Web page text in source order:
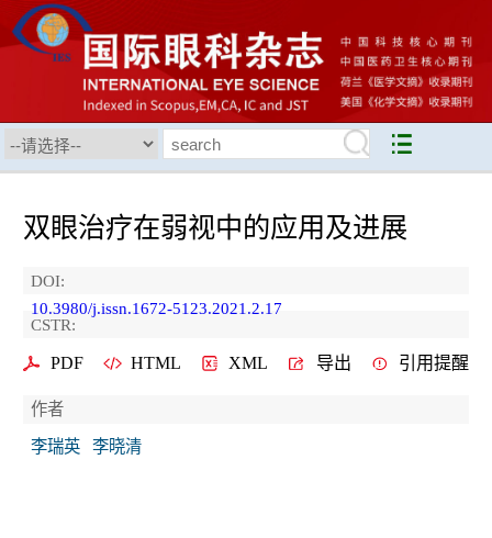
双眼治疗在弱视中的应用及进展
DOI:
10.3980/j.issn.1672-5123.2021.2.17
CSTR:
PDF HTML XML 导出 引用提醒
作者
李瑞英
李晓清